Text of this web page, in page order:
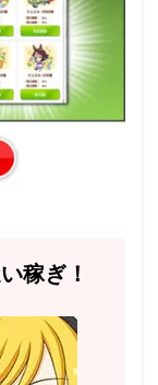
稼ぎ！